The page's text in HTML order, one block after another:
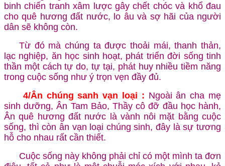
binh chiến tranh xâm lược gây chết chóc và khổ đau
cho quê hương đất nước, lo âu và sợ hãi của người
dân sẽ không còn.
Từ đó mà chúng ta được thoải mái, thanh thản,
lạc nghiệp, ăn học sinh hoạt, phát triển đời sống tinh
thần một cách tự do, tự tại, phát huy nhiều tiềm năng
trong cuộc sống như ý trọn vẹn đầy đủ.
4/Ân chúng sanh vạn loại : Ngoài ân cha mẹ
sinh dưỡng, Ân Tam Bảo, Thầy cô đỡ đầu học hành,
Ân quê hương đất nước là vành nôi mặt bằng cuộc
sống, thì còn ân vạn loại chúng sinh, đây là sự tương
hỗ cho nhau rất cần thiết.
Cuộc sống này không phải chỉ có một mình ta đơn